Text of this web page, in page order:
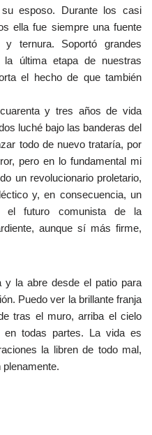
esposo. Durante los casi
ella fue siempre una fuente
y ternura. Soportó grandes
la última etapa de nuestras
el hecho de que también
y tres años de vida
luché bajo las banderas del
todo de nuevo trataría, por
pero en lo fundamental mi
un revolucionario proletario,
y, en consecuencia, un
el futuro comunista de la
aunque sí más firme,
y la abre desde el patio para
Puedo ver la brillante franja
tras el muro, arriba el cielo
todas partes. La vida es
la libren de todo mal,